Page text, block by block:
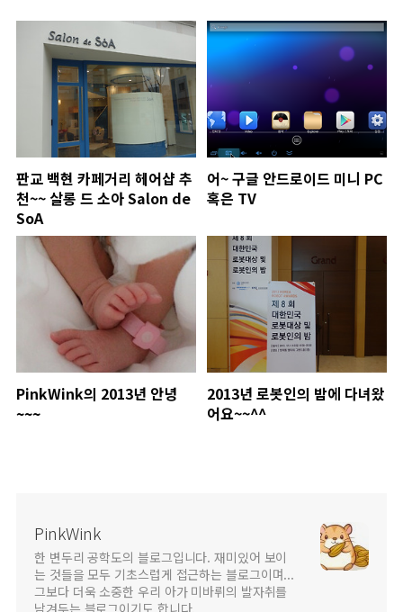
판교 백현 카페거리 헤어샵 추
천~~ 살롱 드 소아 Salon de
SoA
어~ 구글 안드로이드 미니 PC
혹은 TV
PinkWink의 2013년 안녕
~~~
2013년 로봇인의 밤에 다녀왔
어요~~^^
PinkWink
한 변두리 공학도의 블로그입니다. 재미있어 보이
는 것들을 모두 기초스럽게 접근하는 블로그이며...
그보다 더욱 소중한 우리 아가 미바뤼의 발자취를
남겨두는 블로그이기도 합니다.